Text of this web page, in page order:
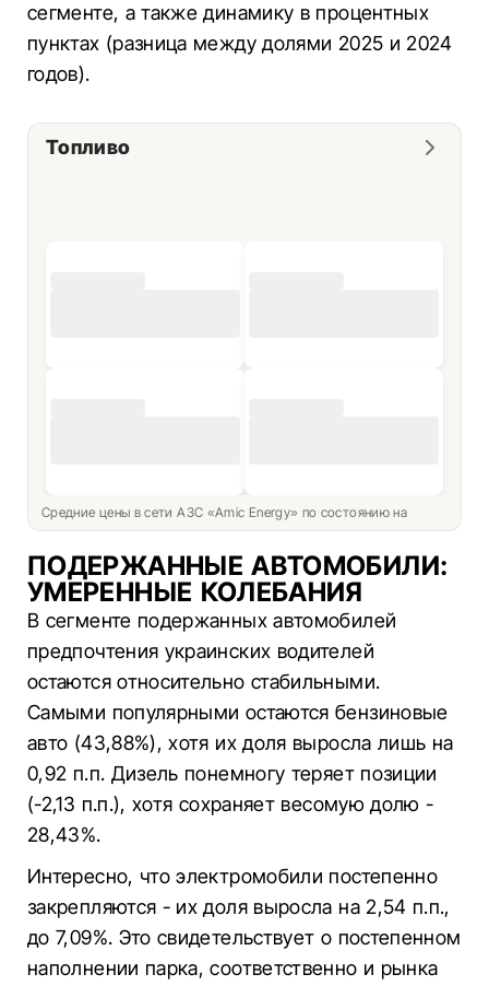
сегменте, а также динамику в процентных
пунктах (разница между долями 2025 и 2024
годов).
Топливо
Средние цены в сети АЗС «Amic Energy» по состоянию на
ПОДЕРЖАННЫЕ АВТОМОБИЛИ:
УМЕРЕННЫЕ КОЛЕБАНИЯ
В сегменте подержанных автомобилей
предпочтения украинских водителей
остаются относительно стабильными.
Самыми популярными остаются бензиновые
авто (43,88%), хотя их доля выросла лишь на
0,92 п.п. Дизель понемногу теряет позиции
(-2,13 п.п.), хотя сохраняет весомую долю -
28,43%.
Интересно, что электромобили постепенно
закрепляются - их доля выросла на 2,54 п.п.,
до 7,09%. Это свидетельствует о постепенном
наполнении парка, соответственно и рынка